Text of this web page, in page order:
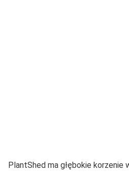
PlantShed ma głębokie korzenie